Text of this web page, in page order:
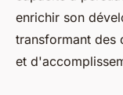
enrichir son
transformant des
et